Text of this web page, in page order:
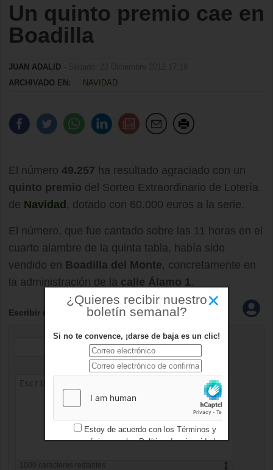
Un quinto premio cae en
Boadilla
JUAN ADALID
ARCHIVADO EN:
NAVIDAD
El número 49.257 ha resultado agraciado con un
quinto premio del Sorteo Extraordinario de Lotería
de Navidad , dotado con 60.000 euros a la serie.
El número, que fue cantado sobre las 11 horas en el
cuarto alambre de la quinta tabla, había sido
vendido en Boadilla del Monte, concretamente en
la administración de la calle Álamo 1.
Escribir un comentario
caracteres restantes
×
¿Quieres recibir nuestro
boletín semanal?
Si no te convence, ¡darse de baja es un clic!
Estoy de acuerdo con los Términos y
condicionesy losPolítica de privacidad